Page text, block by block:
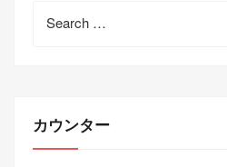
for:
カウンター